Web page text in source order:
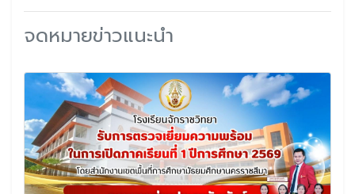
จดหมายข่าวแนะนำ